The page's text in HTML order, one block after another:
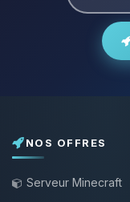
NOS OFFRES
Serveur Minecraft